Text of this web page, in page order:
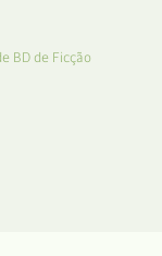
BD de Ficção